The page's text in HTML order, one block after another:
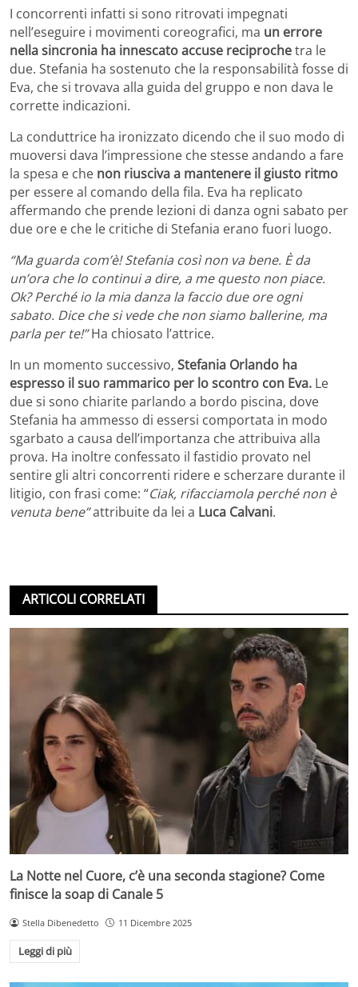
I concorrenti infatti si sono ritrovati impegnati
nell’eseguire i movimenti coreografici, ma un errore
nella sincronia ha innescato accuse reciprochetra le
due. Stefania ha sostenuto che la responsabilità fosse di
Eva, che si trovava alla guida del gruppo e non dava le
corrette indicazioni.
La conduttrice ha ironizzato dicendo che il suo modo di
muoversi dava l’impressione che stesse andando a fare
la spesa e che non riusciva a mantenere il giusto ritmo
per essere al comando della fila. Eva ha replicato
affermando che prende lezioni di danza ogni sabato per
due ore e che le critiche di Stefania erano fuori luogo.
“Ma guarda com’è! Stefania così non va bene. È da
un’ora che lo continui a dire, a me questo non piace.
Ok? Perché io la mia danza la faccio due ore ogni
sabato. Dice che si vede che non siamo ballerine, ma
parla per te!”Ha chiosato l’attrice.
In un momento successivo, Stefania Orlando ha
espresso il suo rammarico per lo scontro con Eva. Le
due si sono chiarite parlando a bordo piscina, dove
Stefania ha ammesso di essersi comportata in modo
sgarbato a causa dell’importanza che attribuiva alla
prova. Ha inoltre confessato il fastidio provato nel
sentire gli altri concorrenti ridere e scherzare durante il
litigio, con frasi come: “Ciak, rifacciamola perché non è
venuta bene”attribuite da lei a Luca Calvani.
ARTICOLI CORRELATI
La Notte nel Cuore, c’è una seconda stagione? Come
finisce la soap di Canale 5
Stella Dibenedetto 11 Dicembre 2025
Leggi di più